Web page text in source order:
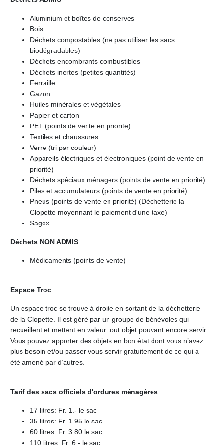
Aluminium et boîtes de conserves
Bois
Déchets compostables (ne pas utiliser les sacs
biodégradables)
Déchets encombrants combustibles
Déchets inertes (petites quantités)
Ferraille
Gazon
Huiles minérales et végétales
Papier et carton
PET (points de vente en priorité)
Textiles et chaussures
Verre (tri par couleur)
Appareils électriques et électroniques (point de vente en
priorité)
Déchets spéciaux ménagers (points de vente en priorité)
Piles et accumulateurs (points de vente en priorité)
Pneus (points de vente en priorité) (Déchetterie la
Clopette moyennant le paiement d'une taxe)
Sagex
Déchets NON ADMIS
Médicaments (points de vente)
Espace Troc
Un espace troc se trouve à droite en sortant de la déchetterie
de la Clopette. Il est géré par un groupe de bénévoles qui
recueillent et mettent en valeur tout objet pouvant encore servir.
Vous pouvez apporter des objets en bon état dont vous n’avez
plus besoin et/ou passer vous servir gratuitement de ce qui a
été amené par d’autres.
Tarif des sacs officiels d'ordures ménagères
17 litres: Fr. 1.- le sac
35 litres: Fr. 1.95 le sac
60 litres: Fr. 3.80 le sac
110 litres: Fr. 6.- le sac